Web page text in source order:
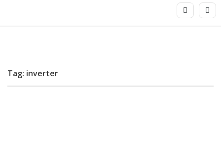
Tag: inverter